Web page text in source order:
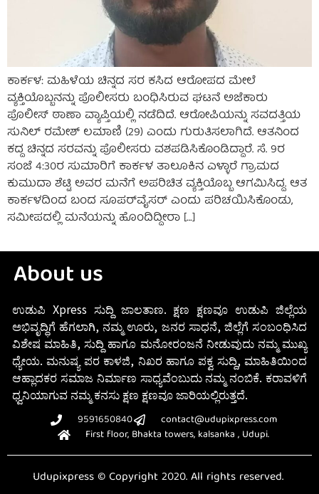
ಕಾರ್ಕಳ: ಮಹಿಳೆಯ ಚಿನ್ನದ ಸರ ಕಸಿದ ಆರೋಪದ ಮೇಲೆ
ವ್ಯಕ್ತಿಯೊಬ್ಬನನ್ನು ಪೊಲೀಸರು ಬಂಧಿಸಿರುವ ಘಟನೆ ಅಜೆಕಾರು
ಪೊಲೀಸ್ ಠಾಣಾ ವ್ಯಾಪ್ತಿಯಲ್ಲಿ ನಡೆದಿದೆ. ಆರೋಪಿಯನ್ನು ಸವದತ್ತಿಯ
ಸುನಿಲ್ ರಮೇಶ್ ಲಮಾಣಿ (29) ಎಂದು ಗುರುತಿಸಲಾಗಿದೆ. ಆತನಿಂದ
ಕದ್ದ ಚಿನ್ನದ ಸರವನ್ನು ಪೊಲೀಸರು ವಶಪಡಿಸಿಕೊಂಡಿದ್ದಾರೆ. ಸೆ. 9ರ
ಸಂಜೆ 4:30ರ ಸುಮಾರಿಗೆ ಕಾರ್ಕಳ ತಾಲೂಕಿನ ಎಳ್ಳಾರೆ ಗ್ರಾಮದ
ಕುಮುದಾ ಶೆಟ್ಟಿ ಅವರ ಮನೆಗೆ ಅಪರಿಚಿತ ವ್ಯಕ್ತಿಯೊಬ್ಬ ಆಗಮಿಸಿದ್ದ. ಆತ
ಕಾರ್ಕಳದಿಂದ ಬಂದ ಸೂಪರ್‌ವೈಸರ್ ಎಂದು ಪರಿಚಯಿಸಿಕೊಂಡು,
ಸಮೀಪದಲ್ಲಿ ಮನೆಯನ್ನು ಹೊಂದಿದ್ದೀರಾ […]
About us
ಉಡುಪಿ Xpress ಸುದ್ದಿ ಜಾಲತಾಣ. ಕ್ಷಣ ಕ್ಷಣವೂ ಉಡುಪಿ ಜಿಲ್ಲೆಯ
ಅಭಿವೃದ್ಧಿಗೆ ಹೆಗಲಾಗಿ, ನಮ್ಮ ಊರು, ಜನರ ಸಾಧನೆ, ಜಿಲ್ಲೆಗೆ ಸಂಬಂಧಿಸಿದ
ವಿಶೇಷ ಮಾಹಿತಿ, ಸುದ್ದಿ ಹಾಗೂ ಮನೋರಂಜನೆ ನೀಡುವುದು ನಮ್ಮ ಮುಖ್ಯ
ಧ್ಯೇಯ. ಮನುಷ್ಯ ಪರ ಕಾಳಜಿ, ನಿಖರ ಹಾಗೂ ಪಕ್ವ ಸುದ್ದಿ, ಮಾಹಿತಿಯಿಂದ
ಆಹ್ಲಾದಕರ ಸಮಾಜ ನಿರ್ಮಾಣ ಸಾಧ್ಯವೆಂಬುದು ನಮ್ಮ ನಂಬಿಕೆ. ಕರಾವಳಿಗೆ
ಧ್ವನಿಯಾಗುವ ನಮ್ಮ ಕನಸು ಕ್ಷಣ ಕ್ಷಣವೂ ಜಾರಿಯಲ್ಲಿರುತ್ತದೆ.
9591650840
contact@udupixpress.com
First floor, Bhakta towers, kalsanka , Udupi.
Udupixpress © Copyright 2020. All rights reserved.